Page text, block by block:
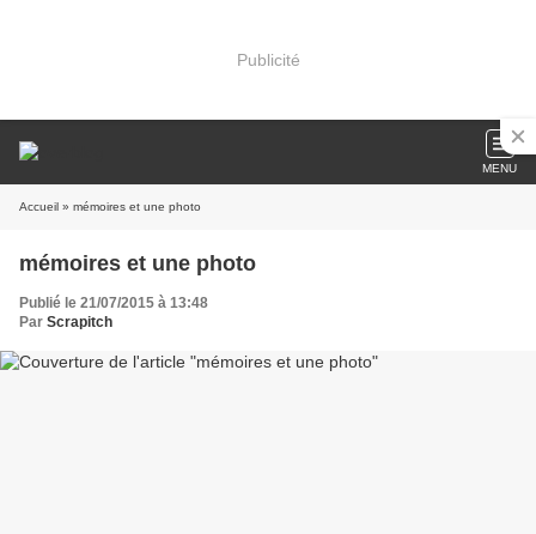
Publicité
MENU
Accueil » mémoires et une photo
mémoires et une photo
Publié le 21/07/2015 à 13:48
Par Scrapitch